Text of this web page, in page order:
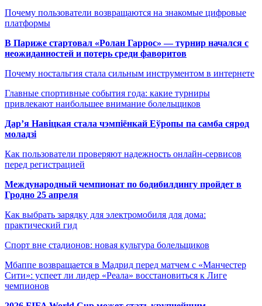
Почему пользователи возвращаются на знакомые цифровые
платформы
В Париже стартовал «Ролан Гаррос» — турнир начался с
неожиданностей и потерь среди фаворитов
Почему ностальгия стала сильным инструментом в интернете
Главные спортивные события года: какие турниры
привлекают наибольшее внимание болельщиков
Дар’я Навіцкая стала чэмпіёнкай Еўропы па самба сярод
моладзі
Как пользователи проверяют надежность онлайн-сервисов
перед регистрацией
Международный чемпионат по бодибилдингу пройдет в
Гродно 25 апреля
Как выбрать зарядку для электромобиля для дома:
практический гид
Спорт вне стадионов: новая культура болельщиков
Мбаппе возвращается в Мадрид перед матчем с «Манчестер
Сити»: успеет ли лидер «Реала» восстановиться к Лиге
чемпионов